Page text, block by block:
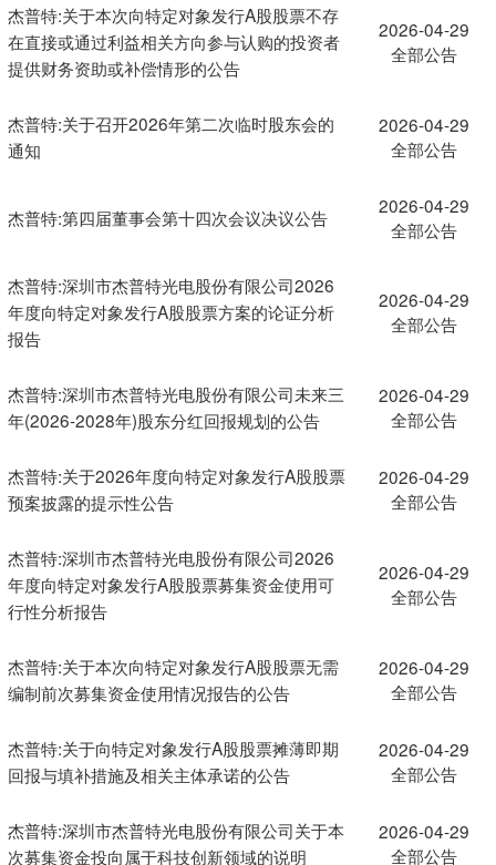
杰普特:关于本次向特定对象发行A股股票不存
在直接或通过利益相关方向参与认购的投资者
提供财务资助或补偿情形的公告
2026-04-29
全部公告
杰普特:关于召开2026年第二次临时股东会的
通知
2026-04-29
全部公告
杰普特:第四届董事会第十四次会议决议公告
2026-04-29
全部公告
杰普特:深圳市杰普特光电股份有限公司2026
年度向特定对象发行A股股票方案的论证分析
报告
2026-04-29
全部公告
杰普特:深圳市杰普特光电股份有限公司未来三
年(2026-2028年)股东分红回报规划的公告
2026-04-29
全部公告
杰普特:关于2026年度向特定对象发行A股股票
预案披露的提示性公告
2026-04-29
全部公告
杰普特:深圳市杰普特光电股份有限公司2026
年度向特定对象发行A股股票募集资金使用可
行性分析报告
2026-04-29
全部公告
杰普特:关于本次向特定对象发行A股股票无需
编制前次募集资金使用情况报告的公告
2026-04-29
全部公告
杰普特:关于向特定对象发行A股股票摊薄即期
回报与填补措施及相关主体承诺的公告
2026-04-29
全部公告
杰普特:深圳市杰普特光电股份有限公司关于本
次募集资金投向属于科技创新领域的说明
2026-04-29
全部公告